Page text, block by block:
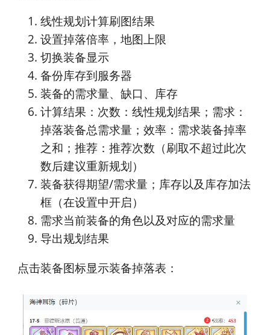
线性规划计算刷图结果
设置掉落倍率，地图上限
切换装备显示
备份库存到服务器
装备的需求量、缺口、库存
计算结果：次数：线性规划结果；需求：
掉落装备总需求量；效率：需求装备掉率
之和；推荐：推荐次数（刷取不超过此次
数后建议重新规划）
装备获得期望/需求量；库存以及库存加法
框（在设置中开启）
需求当前装备的角色以及对应的需求量
导出规划结果
点击装备图标显示装备掉落表：